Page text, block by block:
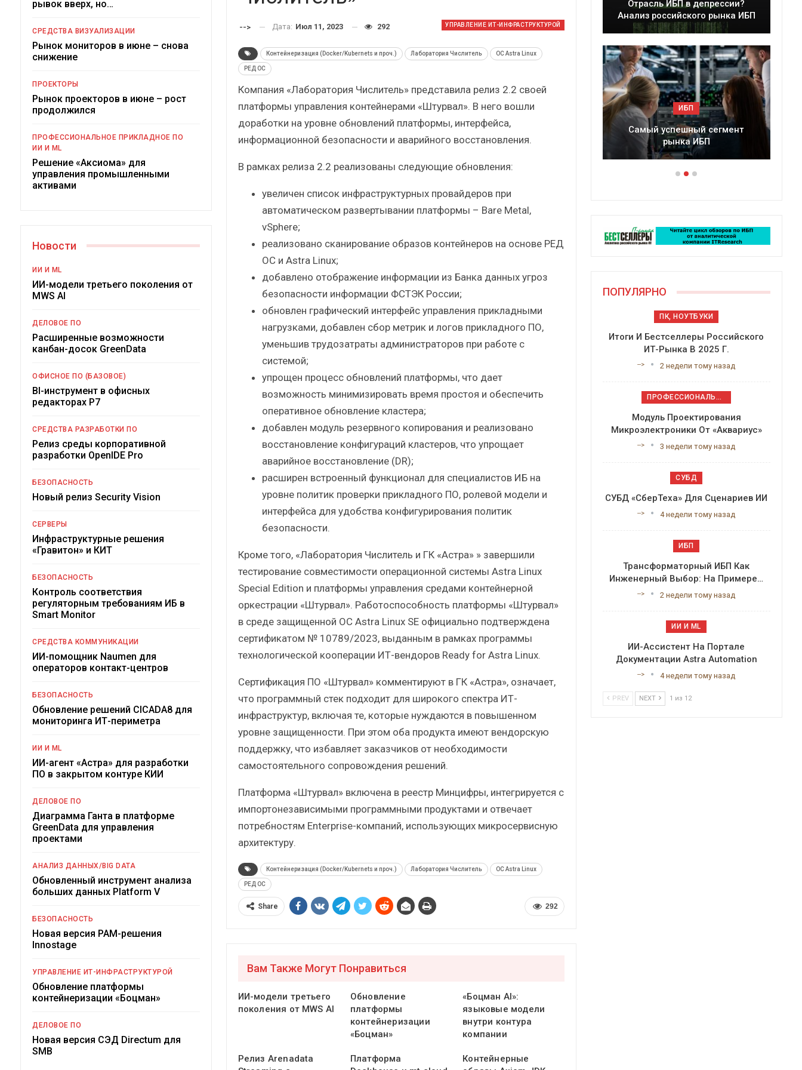
УПРАВЛЕНИЕ ИТ-ИНФРАСТРУКТУРОЙ
--> Дата: Июл 11, 2023 292
Контейнеризация (Docker/Kubernets и проч.) Лаборатория Числитель ОС Astra Linux
РЕД ОС
Компания «Лаборатория Числитель» представила релиз 2.2 своей
платформы управления контейнерами «Штурвал». В него вошли
доработки на уровне обновлений платформы, интерфейса,
информационной безопасности и аварийного восстановления.
В рамках релиза 2.2 реализованы следующие обновления:
увеличен список инфраструктурных провайдеров при
автоматическом развертывании платформы – Bare Metal,
vSphere;
реализовано сканирование образов контейнеров на основе РЕД
ОС и Astra Linux;
добавлено отображение информации из Банка данных угроз
безопасности информации ФСТЭК России;
обновлен графический интерфейс управления прикладными
нагрузками, добавлен сбор метрик и логов прикладного ПО,
уменьшив трудозатраты администраторов при работе с
системой;
упрощен процесс обновлений платформы, что дает
возможность минимизировать время простоя и обеспечить
оперативное обновление кластера;
добавлен модуль резервного копирования и реализовано
восстановление конфигураций кластеров, что упрощает
аварийное восстановление (DR);
расширен встроенный функционал для специалистов ИБ на
уровне политик проверки прикладного ПО, ролевой модели и
интерфейса для удобства конфигурирования политик
безопасности.
Кроме того, «Лаборатория Числитель и ГК «Астра» » завершили
тестирование совместимости операционной системы Astra Linux
Special Edition и платформы управления средами контейнерной
оркестрации «Штурвал». Работоспособность платформы «Штурвал»
в среде защищенной ОС Astra Linux SE официально подтверждена
сертификатом № 10789/2023, выданным в рамках программы
технологической кооперации ИТ-вендоров Ready for Astra Linux.
Сертификация ПО «Штурвал» комментируют в ГК «Астра», означает,
что программный стек подходит для широкого спектра ИТ-
инфраструктур, включая те, которые нуждаются в повышенном
уровне защищенности. При этом оба продукта имеют вендорскую
поддержку, что избавляет заказчиков от необходимости
самостоятельного сопровождения решений.
Платформа «Штурвал» включена в реестр Минцифры, интегрируется с
импортонезависимыми программными продуктами и отвечает
потребностям Enterprise-компаний, использующих микросервисную
архитектуру.
Контейнеризация (Docker/Kubernets и проч.) Лаборатория Числитель ОС Astra Linux
РЕД ОС
292
Share
Вам Также Могут Понравиться
ИИ-модели третьего
поколения от MWS AI
Обновление
платформы
контейнеризации
«Боцман»
«Боцман AI»:
языковые модели
внутри контура
компании
Релиз Arenadata
Платформа
Контейнерные
рывок вверх, но…
СРЕДСТВА ВИЗУАЛИЗАЦИИ
Рынок мониторов в июне – снова
снижение
ПРОЕКТОРЫ
Рынок проекторов в июне – рост
продолжился
ПРОФЕССИОНАЛЬНОЕ ПРИКЛАДНОЕ ПО
ИИ И ML
Решение «Аксиома» для
управления промышленными
активами
Новости
ИИ И ML
ИИ-модели третьего поколения от
MWS AI
ДЕЛОВОЕ ПО
Расширенные возможности
канбан-досок GreenData
ОФИСНОЕ ПО (БАЗОВОЕ)
BI-инструмент в офисных
редакторах Р7
СРЕДСТВА РАЗРАБОТКИ ПО
Релиз среды корпоративной
разработки OpenIDE Pro
БЕЗОПАСНОСТЬ
Новый релиз Security Vision
СЕРВЕРЫ
Инфраструктурные решения
«Гравитон» и КИТ
БЕЗОПАСНОСТЬ
Контроль соответствия
регуляторным требованиям ИБ в
Smart Monitor
СРЕДСТВА КОММУНИКАЦИИ
ИИ-помощник Naumen для
операторов контакт-центров
БЕЗОПАСНОСТЬ
Обновление решений CICADA8 для
мониторинга ИТ-периметра
ИИ И ML
ИИ-агент «Астра» для разработки
ПО в закрытом контуре КИИ
ДЕЛОВОЕ ПО
Диаграмма Ганта в платформе
GreenData для управления
проектами
АНАЛИЗ ДАННЫХ/BIG DATA
Обновленный инструмент анализа
больших данных Platform V
БЕЗОПАСНОСТЬ
Новая версия PAM-решения
Innostage
УПРАВЛЕНИЕ ИТ-ИНФРАСТРУКТУРОЙ
Обновление платформы
контейнеризации «Боцман»
ДЕЛОВОЕ ПО
Новая версия СЭД Directum для
SMB
Краткий статистический
ИБП
Подкосят ли глобальные угрозы
российский рынок ИБП?
ИБП
Отрасль ИБП в депрессии?
Часть II.
Отрасль ИБП в депрессии?
Анализ российского рынка ИБП
ИБП
Самый успешный сегмент
рынка ИБП
ПОПУЛЯРНО
ПК, НОУТБУКИ
Итоги И Бестселлеры Российского
ИТ-Рынка В 2025 Г.
--> 2 недели тому назад
ПРОФЕССИОНАЛЬНОЕ ПРИКЛАДНОЕ ПО
Модуль Проектирования
Микроэлектроники От «Аквариус»
--> 3 недели тому назад
СУБД
СУБД «СберТеха» Для Сценариев ИИ
--> 4 недели тому назад
ИБП
Трансформаторный ИБП Как
Инженерный Выбор: На Примере…
--> 2 недели тому назад
ИИ И ML
ИИ-Ассистент На Портале
Документации Astra Automation
--> 4 недели тому назад
PREV NEXT 1 из 12